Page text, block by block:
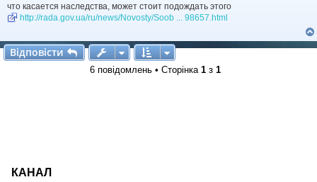
в
м
л
что касается наследства, может стоит подождать этого
http://rada.gov.ua/ru/news/Novosty/Soob ... 98657.html
Відповісти
Відповісти
6 повідомлень • Сторінка 1з 1
КАНАЛ